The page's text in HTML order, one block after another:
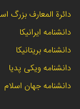
دائرة المعارف بزرگ
دانشنامه ایرانیکا
دانشنامه بریتانیکا
دانشنامه ویکی پدیا
دانشنامه جهان اسلام